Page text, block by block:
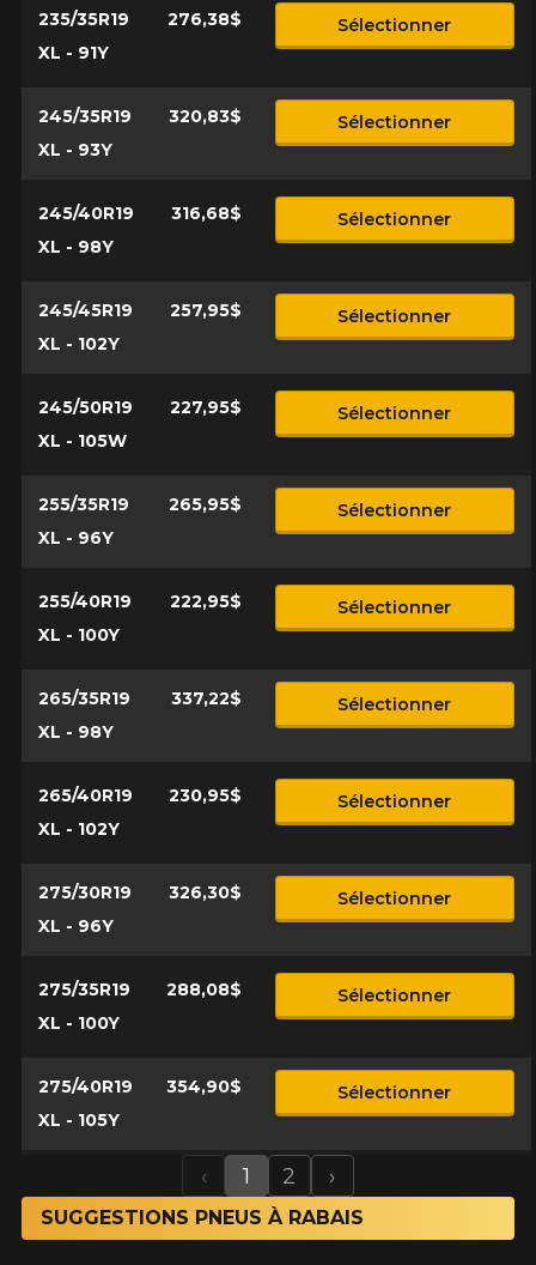
235/35R19
XL - 91Y
276,38$ Sélectionner
245/35R19
XL - 93Y
320,83$ Sélectionner
245/40R19
XL - 98Y
316,68$ Sélectionner
245/45R19
XL - 102Y
257,95$ Sélectionner
245/50R19
XL - 105W
227,95$ Sélectionner
255/35R19
XL - 96Y
265,95$ Sélectionner
255/40R19
XL - 100Y
222,95$ Sélectionner
265/35R19
XL - 98Y
337,22$ Sélectionner
265/40R19
XL - 102Y
230,95$ Sélectionner
275/30R19
XL - 96Y
326,30$ Sélectionner
275/35R19
XL - 100Y
288,08$ Sélectionner
275/40R19
XL - 105Y
354,90$ Sélectionner
Previous
‹ 1 2 Next
›
SUGGESTIONS PNEUS À RABAIS